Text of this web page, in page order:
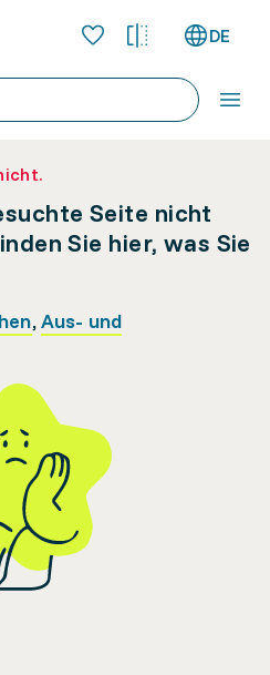
DE
Seite nicht
Sie hier, was Sie
,Aus- und